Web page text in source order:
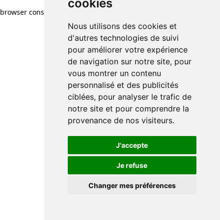
cookies
Nous utilisons des cookies et
d'autres technologies de suivi
pour améliorer votre expérience
de navigation sur notre site, pour
vous montrer un contenu
personnalisé et des publicités
ciblées, pour analyser le trafic de
notre site et pour comprendre la
provenance de nos visiteurs.
J'accepte
Je refuse
Changer mes préférences
browser console for more information)